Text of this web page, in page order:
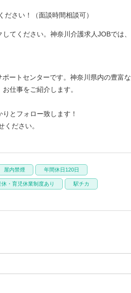
さい！（面談時間相談可）
てください。神奈川介護求人JOBでは、
ートセンターです。神奈川県内の豊富な
仕事をご紹介します。
とフォロー致します！
ださい。
屋内禁煙 年間休日120日
休・育児休業制度あり 駅チカ